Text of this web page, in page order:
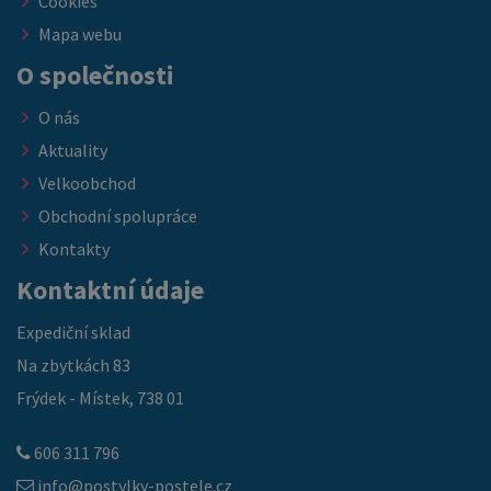
Mapa webu
O společnosti
O nás
Aktuality
Velkoobchod
Obchodní spolupráce
Kontakty
Kontaktní údaje
Expediční sklad
Na zbytkách 83
Frýdek - Místek, 738 01
606 311 796
info@postylky-postele.cz